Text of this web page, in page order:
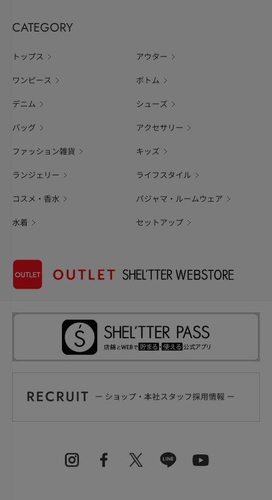
CATEGORY
トップス アウター
ワンピース ボトム
デニム シューズ
バッグ アクセサリー
ファッション雑貨 キッズ
ランジェリー ライフスタイル
コスメ・香水 パジャマ・ルームウェア
水着 セットアップ